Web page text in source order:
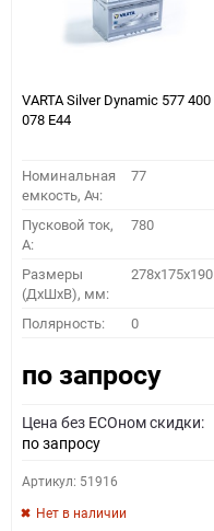
VARTA Silver Dynamic 577 400
078 E44
Номинальная
емкость, Ач:
77
Пусковой ток,
A:
780
Размеры
(ДхШхВ), мм:
278x175x190
Полярность: 0
по запросу
Цена без ECOном скидки:
по запросу
Артикул: 51916
Нет в наличии